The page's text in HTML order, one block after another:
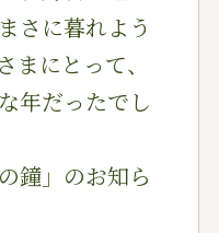
さに暮れよう
まにとって、
年だったでし
鐘」のお知ら